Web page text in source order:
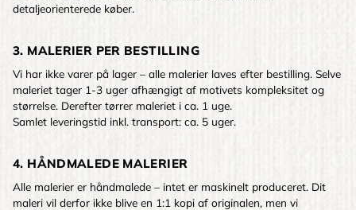
detaljeorienterede køber.
3. MALERIER PER BESTILLING
Vi har ikke varer på lager – alle malerier laves efter bestilling. Selve
maleriet tager 1-3 uger afhængigt af motivets kompleksitet og
størrelse. Derefter tørrer maleriet i ca. 1 uge.
Samlet leveringstid inkl. transport: ca. 5 uger.
4. HÅNDMALEDE MALERIER
Alle malerier er håndmalede – intet er maskinelt produceret. Dit
maleri vil derfor ikke blive en 1:1 kopi af originalen, men vi